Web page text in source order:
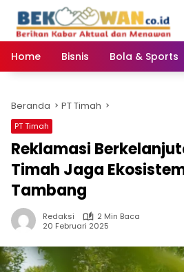
konten
Home
Bisnis Bola & Sports
Beranda PT Timah
PT Timah
Reklamasi
Timah Jaga
Tambang
Redaksi
2 Min Baca
20 Februari 2025